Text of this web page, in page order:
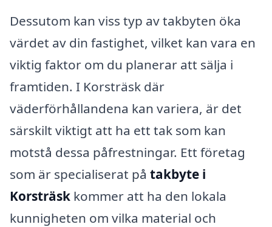
Dessutom kan viss typ av takbyten öka
värdet av din fastighet, vilket kan vara en
viktig faktor om du planerar att sälja i
framtiden. I Korsträsk där
väderförhållandena kan variera, är det
särskilt viktigt att ha ett tak som kan
motstå dessa påfrestningar. Ett företag
som är specialiserat på takbyte i
Korsträsk kommer att ha den lokala
kunnigheten om vilka material och